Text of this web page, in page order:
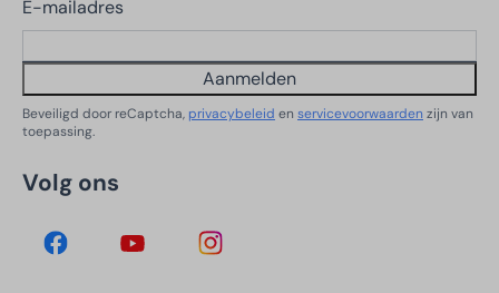
E-mailadres
Aanmelden
Beveiligd door reCaptcha, privacybeleid en servicevoorwaarden zijn van
toepassing.
Volg ons